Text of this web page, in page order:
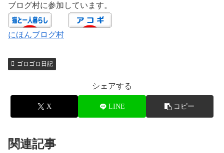
ブログ村に参加しています。
にほんブログ村
ゴロゴロ日記
シェアする
X LINE コピー
関連記事